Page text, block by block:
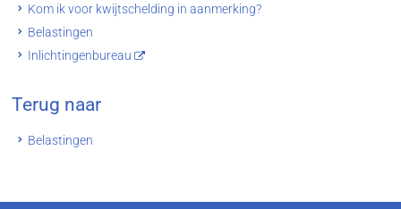
Kom ik voor kwijtschelding in aanmerking?
Belastingen
Inlichtingenbureau
Terug naar
Belastingen